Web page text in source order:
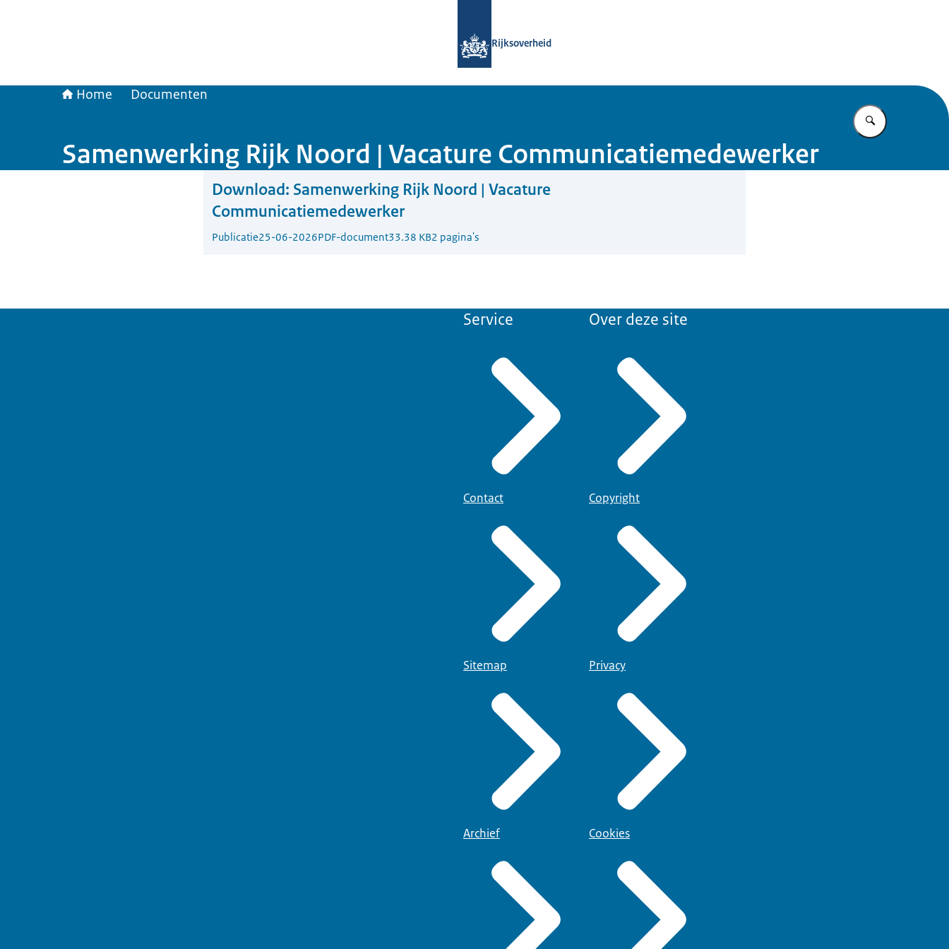
Rijksoverheid
Home Documenten
Vul in wat u
Samenwerking Rijk Noord | Vacature Communicatiemedewerker
Download: Samenwerking Rijk Noord | Vacature
Communicatiemedewerker
Publicatie25-06-2026PDF-document33.38 KB2 pagina's
Service
Contact
Sitemap
Archief
Over deze site
Copyright
Privacy
Cookies